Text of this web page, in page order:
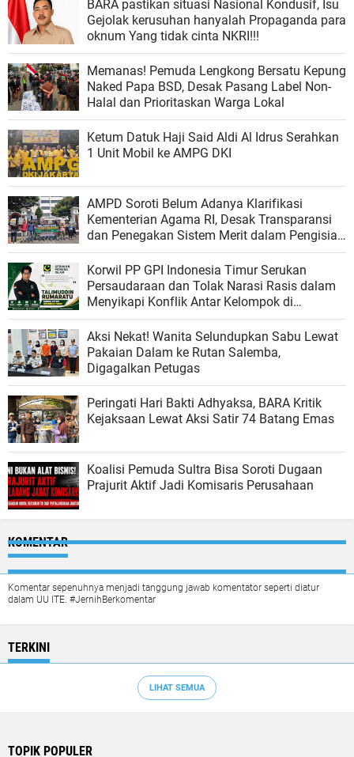
BARA pastikan situasi Nasional Kondusif, Isu
Gejolak kerusuhan hanyalah Propaganda para
oknum Yang tidak cinta NKRI!!!
Memanas! Pemuda Lengkong Bersatu Kepung
Naked Papa BSD, Desak Pasang Label Non-
Halal dan Prioritaskan Warga Lokal
Ketum Datuk Haji Said Aldi Al Idrus Serahkan
1 Unit Mobil ke AMPG DKI
AMPD Soroti Belum Adanya Klarifikasi
Kementerian Agama RI, Desak Transparansi
dan Penegakan Sistem Merit dalam Pengisian
Jabatan
Korwil PP GPI Indonesia Timur Serukan
Persaudaraan dan Tolak Narasi Rasis dalam
Menyikapi Konflik Antar Kelompok di
Matraman
Aksi Nekat! Wanita Selundupkan Sabu Lewat
Pakaian Dalam ke Rutan Salemba,
Digagalkan Petugas
Peringati Hari Bakti Adhyaksa, BARA Kritik
Kejaksaan Lewat Aksi Satir 74 Batang Emas
Koalisi Pemuda Sultra Bisa Soroti Dugaan
Prajurit Aktif Jadi Komisaris Perusahaan
KOMENTAR
Komentar sepenuhnya menjadi tanggung jawab komentator seperti diatur
dalam UU ITE. #JernihBerkomentar
TERKINI
LIHAT SEMUA
TOPIK POPULER